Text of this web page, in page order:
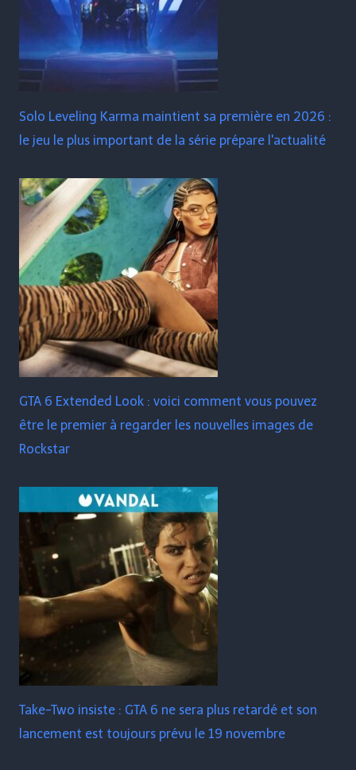
Solo Leveling Karma maintient sa première en 2026 :
le jeu le plus important de la série prépare l'actualité
GTA 6 Extended Look : voici comment vous pouvez
être le premier à regarder les nouvelles images de
Rockstar
Take-Two insiste : GTA 6 ne sera plus retardé et son
lancement est toujours prévu le 19 novembre